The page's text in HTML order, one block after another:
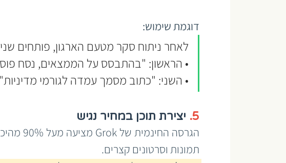
דוגמת שימוש:
לאחר ניתוח סקר מטעם הארגון, פותחים שני threads:
• הראשון: "בהתבסס על הממצאים, נסח
• השני: "כתוב מסמך עמדה לגורמי מדיניות"
5. יצירת תוכן במחיר נגיש
תמונות וסרטונים קצרים.